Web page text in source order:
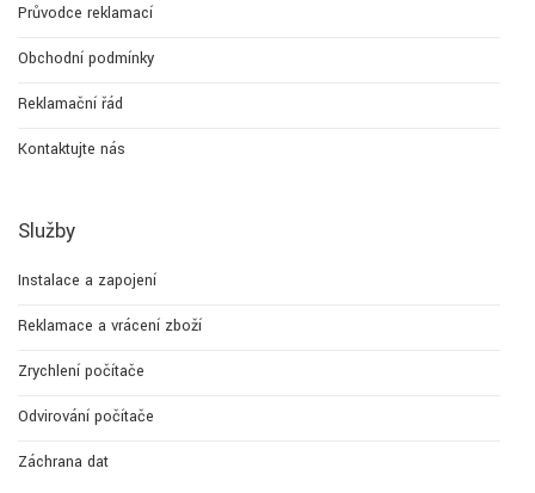
Průvodce reklamací
Obchodní podmínky
Reklamační řád
Kontaktujte nás
Služby
Instalace a zapojení
Reklamace a vrácení zboží
Zrychlení počítače
Odvirování počítače
Záchrana dat